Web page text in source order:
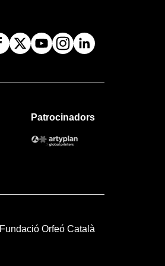
Patrocinadors
Fundació Orfeó Català